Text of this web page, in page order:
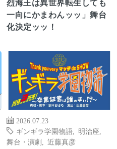
烈海王は異世界転生しても
一向にかまわんッッ」舞台
化決定ッッ！
2026.07.23
ギンギラ学園物語
明治座
舞台・演劇
近藤真彦